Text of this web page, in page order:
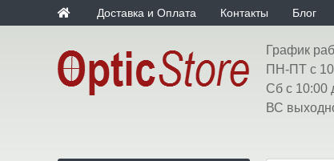
Доставка и Оплата Контакты Блог
График
ПН-ПТ с
Сб с 10:00
ВС